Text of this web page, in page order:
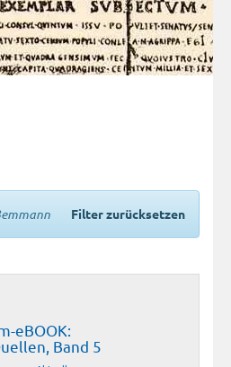
Filter zurücksetzen
eBOOK:
Band 5